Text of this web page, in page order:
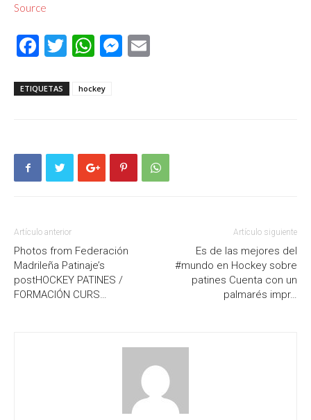
Source
Facebook
Twitter
WhatsApp
Messenger
ETIQUETAS hockey
Artículo anterior
Photos from Federación
Madrileña Patinaje’s
postHOCKEY PATINES /
FORMACIÓN CURS…
Artículo siguiente
Es de las mejores del
#mundo en Hockey sobre
patines Cuenta con un
palmarés impr…